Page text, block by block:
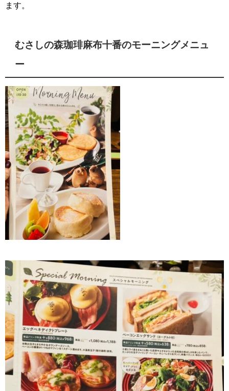
ます。
むさしの森珈琲麻布十番のモーニングメニュ
ー